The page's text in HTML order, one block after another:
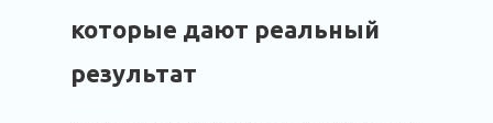
которые дают реальный
результат